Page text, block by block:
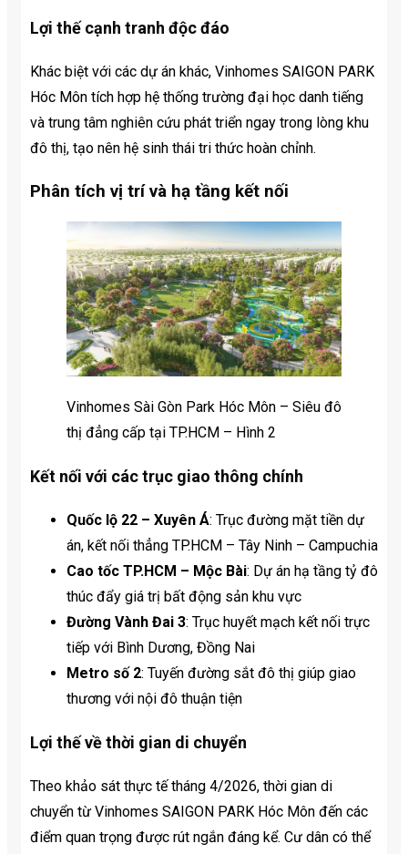
Lợi thế cạnh tranh độc đáo
Khác biệt với các dự án khác, Vinhomes SAIGON PARK
Hóc Môn tích hợp hệ thống trường đại học danh tiếng
và trung tâm nghiên cứu phát triển ngay trong lòng khu
đô thị, tạo nên hệ sinh thái tri thức hoàn chỉnh.
Phân tích vị trí và hạ tầng kết nối
Vinhomes Sài Gòn Park Hóc Môn – Siêu đô
thị đẳng cấp tại TP.HCM – Hình 2
Kết nối với các trục giao thông chính
Quốc lộ 22 – Xuyên Á: Trục đường mặt tiền dự
án, kết nối thẳng TP.HCM – Tây Ninh – Campuchia
Cao tốc TP.HCM – Mộc Bài: Dự án hạ tầng tỷ đô
thúc đẩy giá trị bất động sản khu vực
Đường Vành Đai 3: Trục huyết mạch kết nối trực
tiếp với Bình Dương, Đồng Nai
Metro số 2: Tuyến đường sắt đô thị giúp giao
thương với nội đô thuận tiện
Lợi thế về thời gian di chuyển
Theo khảo sát thực tế tháng 4/2026, thời gian di
chuyển từ Vinhomes SAIGON PARK Hóc Môn đến các
điểm quan trọng được rút ngắn đáng kể. Cư dân có thể